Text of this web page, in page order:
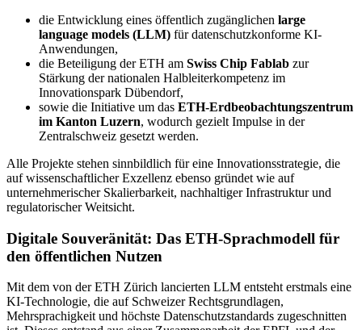
die Entwicklung eines öffentlich zugänglichen large
language models (LLM) für datenschutzkonforme KI-
Anwendungen,
die Beteiligung der ETH am Swiss Chip Fablab zur
Stärkung der nationalen Halbleiterkompetenz im
Innovationspark Dübendorf,
sowie die Initiative um das ETH-Erdbeobachtungszentrum
im Kanton Luzern, wodurch gezielt Impulse in der
Zentralschweiz gesetzt werden.
Alle Projekte stehen sinnbildlich für eine Innovationsstrategie, die
auf wissenschaftlicher Exzellenz ebenso gründet wie auf
unternehmerischer Skalierbarkeit, nachhaltiger Infrastruktur und
regulatorischer Weitsicht.
Digitale Souveränität: Das ETH-Sprachmodell für
den öffentlichen Nutzen
Mit dem von der ETH Zürich lancierten LLM entsteht erstmals eine
KI-Technologie, die auf Schweizer Rechtsgrundlagen,
Mehrsprachigkeit und höchste Datenschutzstandards zugeschnitten